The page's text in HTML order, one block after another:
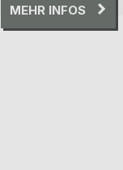
MEHR INFOS